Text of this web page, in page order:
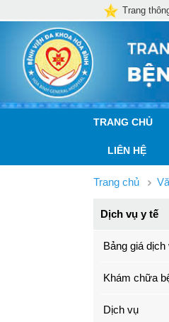
Trang
TRANG CHỦ
LIÊN HỆ
Trang chủ
Dịch vụ y tế
Bảng giá dịch
Khám chữa
Dịch vụ